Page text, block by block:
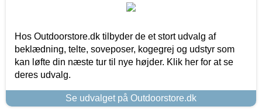
Hos Outdoorstore.dk tilbyder de et stort udvalg af
beklædning, telte, soveposer, kogegrej og udstyr som
kan løfte din næste tur til nye højder. Klik her for at se
deres udvalg.
Se udvalget på Outdoorstore.dk